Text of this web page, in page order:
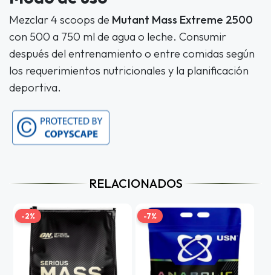
Mezclar 4 scoops de Mutant Mass Extreme 2500
con 500 a 750 ml de agua o leche. Consumir
después del entrenamiento o entre comidas según
los requerimientos nutricionales y la planificación
deportiva.
RELACIONADOS
-2% -7%